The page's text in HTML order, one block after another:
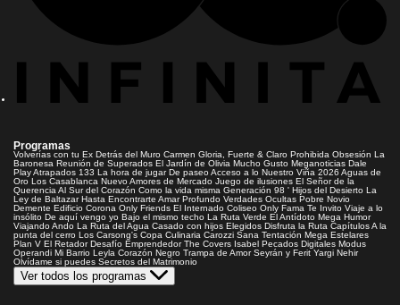
Programas
Volverías con tu Ex Detrás del Muro Carmen Gloria, Fuerte & Claro Prohibida Obsesión La
Baronesa Reunión de Superados El Jardín de Olivia Mucho Gusto Meganoticias Dale
PlayAtrapados 133 La hora de jugar De paseoAcceso a lo Nuestro Viña 2026 Aguas de
Oro Los Casablanca Nuevo Amores de Mercado Juego de ilusiones El Señor de la
Querencia Al Sur del Corazón Como la vida misma Generación 98 ' Hijos del Desierto La
Ley de Baltazar Hasta Encontrarte Amar Profundo Verdades Ocultas Pobre Novio
Demente Edificio Corona Only Friends El Internado Coliseo Only Fama Te Invito Viaje a lo
insólito De aquí vengo yo Bajo el mismo techo La Ruta Verde El Antídoto Mega Humor
Viajando Ando La Ruta del Agua Casado con hijos Elegidos Disfruta la Ruta CapítulosA la
punta del cerro Los Carsong's Copa Culinaria Carozzi Sana Tentación Mega Estelares
Plan V El Retador Desafío Emprendedor The Covers Isabel Pecados Digitales Modus
Operandi Mi Barrio Leyla Corazón Negro Trampa de Amor Seyrán y Ferit Yargi Nehir
Olvídame si puedes Secretos del Matrimonio
Ver todos los programas